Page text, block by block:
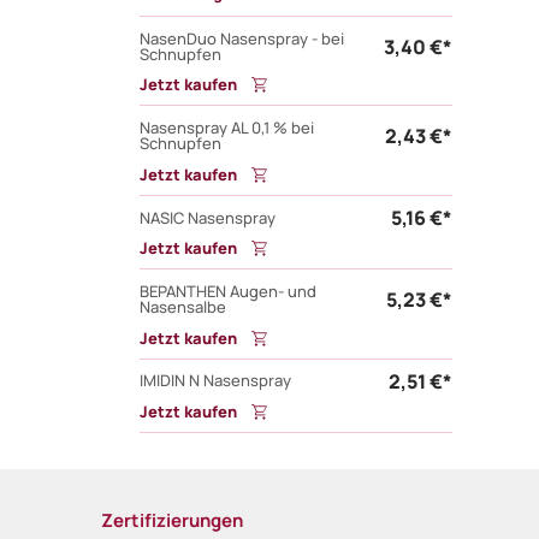
NasenDuo Nasenspray - bei
Schnupfen 3,40 €*
Jetzt kaufen
Nasenspray AL 0,1 % bei
Schnupfen 2,43 €*
Jetzt kaufen
NASIC Nasenspray
5,16 €*
Jetzt kaufen
BEPANTHEN Augen- und
Nasensalbe 5,23 €*
Jetzt kaufen
IMIDIN N Nasenspray
2,51 €*
Jetzt kaufen
Zertifizierungen